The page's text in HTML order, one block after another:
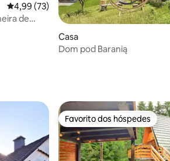
Classificação média de 4,99 em 5
4,99 (73)
de
Casa
Dom pod Baranią
Favorito dos hóspedes
Favorito dos hóspedes